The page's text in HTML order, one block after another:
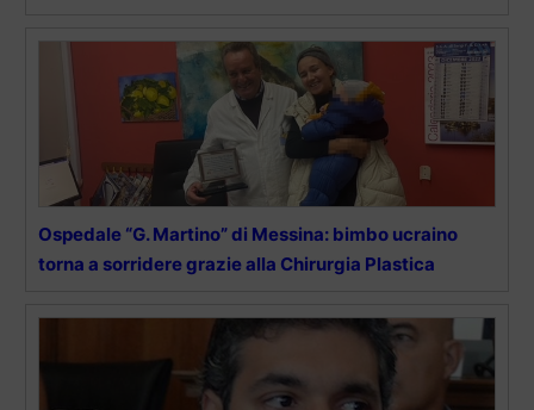
Ospedale “G. Martino” di Messina: bimbo ucraino
torna a sorridere grazie alla Chirurgia Plastica